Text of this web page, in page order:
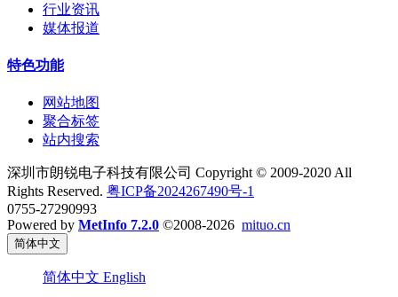
行业资讯
媒体报道
特色功能
网站地图
聚合标签
站内搜索
深圳市朗锐电子科技有限公司 Copyright © 2009-2020 All
Rights Reserved. 粤ICP备2024267490号-1
0755-27290993
Powered by MetInfo 7.2.0 ©2008-2026 mituo.cn
简体中文
简体中文 English